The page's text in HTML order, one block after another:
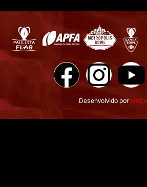
Desenvolvido por